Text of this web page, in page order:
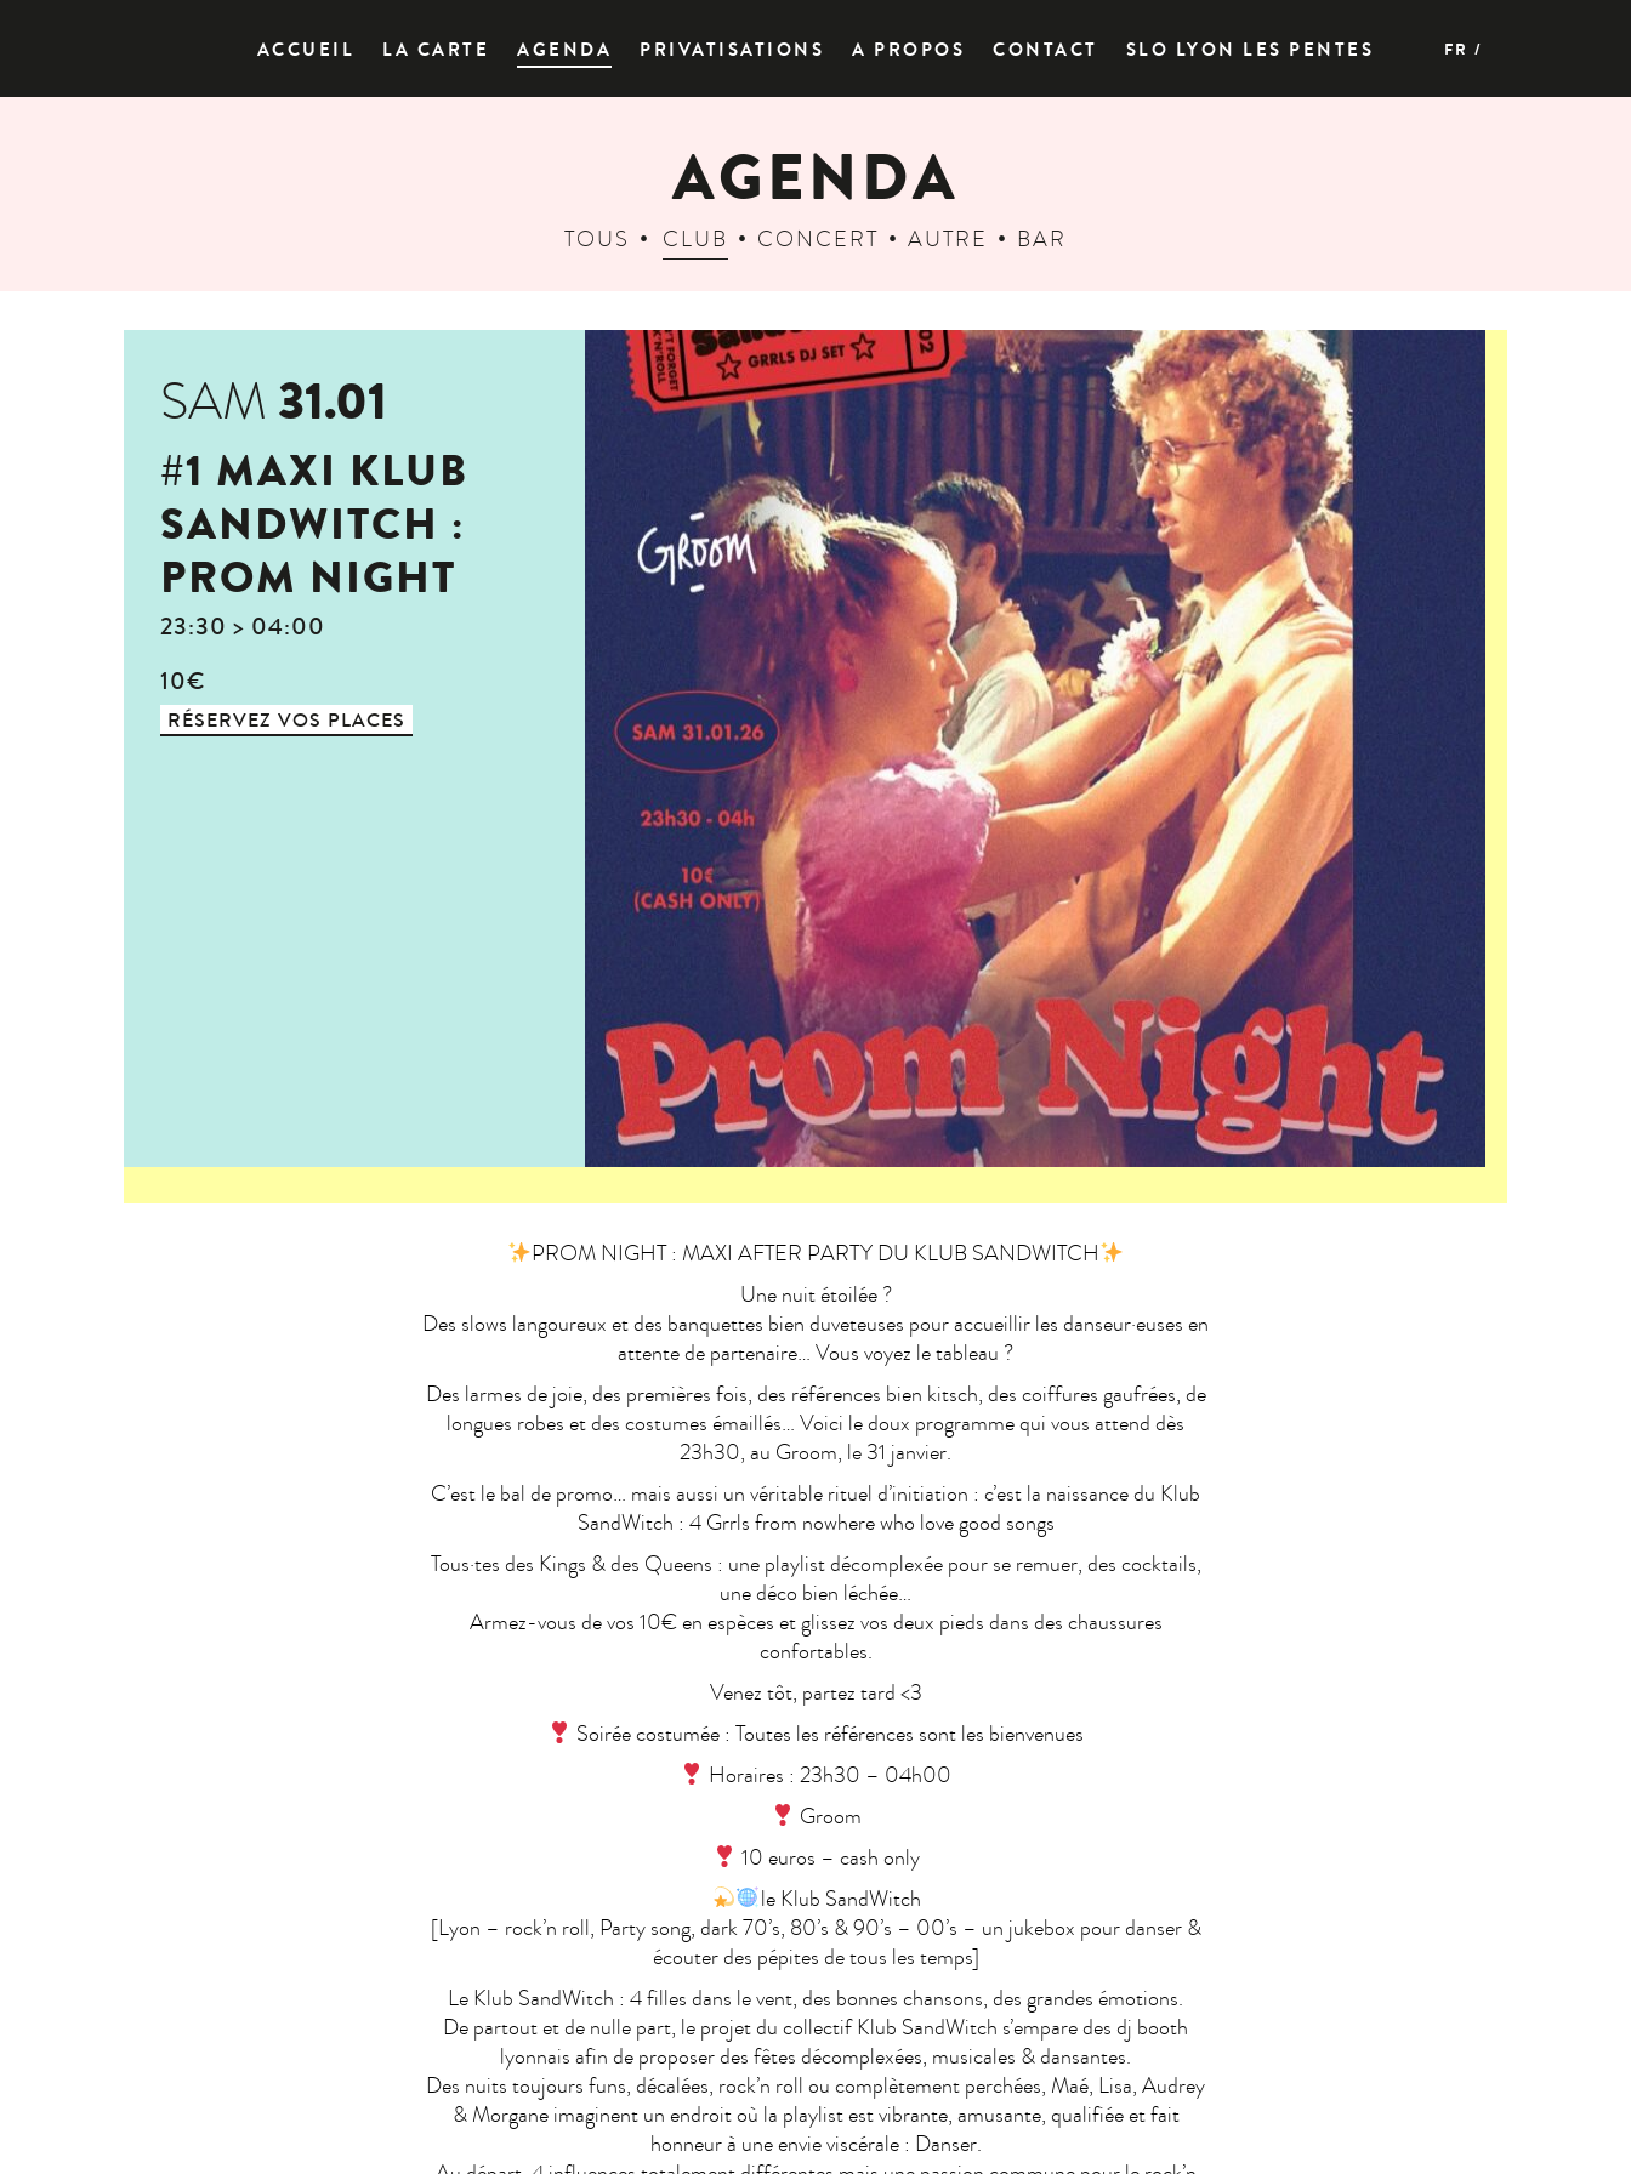
ACCUEIL LA CARTE AGENDA PRIVATISATIONS A PROPOS CONTACT SLO LYON LES PENTES FR
AGENDA
TOUS CLUB CONCERT AUTRE BAR
SAM 31.01
#1 MAXI KLUB
SANDWITCH :
PROM NIGHT
23:30 > 04:00
10€
RÉSERVEZ VOS PLACES
PROM NIGHT : MAXI AFTER PARTY DU KLUB SANDWITCH
Une nuit étoilée ?
Des slows langoureux et des banquettes bien duveteuses pour accueillir les danseur·euses en
attente de partenaire… Vous voyez le tableau ?
Des larmes de joie, des premières fois, des références bien kitsch, des coiffures gaufrées, de
longues robes et des costumes émaillés… Voici le doux programme qui vous attend dès
23h30, au Groom, le 31 janvier.
C’est le bal de promo… mais aussi un véritable rituel d’initiation : c’est la naissance du Klub
SandWitch : 4 Grrls from nowhere who love good songs
Tous·tes des Kings & des Queens : une playlist décomplexée pour se remuer, des cocktails,
une déco bien léchée…
Armez-vous de vos 10€ en espèces et glissez vos deux pieds dans des chaussures
confortables.
Venez tôt, partez tard <3
Soirée costumée : Toutes les références sont les bienvenues
Horaires : 23h30 – 04h00
Groom
10 euros – cash only
le Klub SandWitch
[Lyon – rock’n roll, Party song, dark 70’s, 80’s & 90’s – 00’s – un jukebox pour danser &
écouter des pépites de tous les temps]
Le Klub SandWitch : 4 filles dans le vent, des bonnes chansons, des grandes émotions.
De partout et de nulle part, le projet du collectif Klub SandWitch s’empare des dj booth
lyonnais afin de proposer des fêtes décomplexées, musicales & dansantes.
Des nuits toujours funs, décalées, rock’n roll ou complètement perchées, Maé, Lisa, Audrey
& Morgane imaginent un endroit où la playlist est vibrante, amusante, qualifiée et fait
honneur à une envie viscérale : Danser.